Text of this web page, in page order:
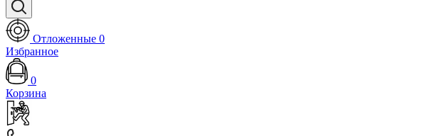
Отложенные 0
Избранное
0
Корзина